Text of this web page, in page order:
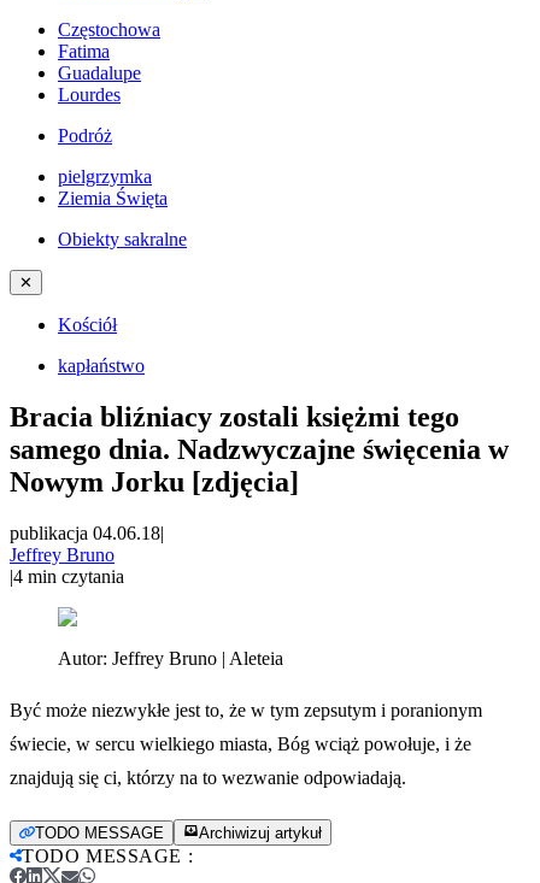
Częstochowa
Fatima
Guadalupe
Lourdes
Podróż
pielgrzymka
Ziemia Święta
Obiekty sakralne
✕
Kościół
kapłaństwo
Bracia bliźniacy zostali księżmi tego
samego dnia. Nadzwyczajne święcenia w
Nowym Jorku [zdjęcia]
publikacja 04.06.18|
Jeffrey Bruno
|4 min czytania
Autor: Jeffrey Bruno | Aleteia
Być może niezwykłe jest to, że w tym zepsutym i poranionym
świecie, w sercu wielkiego miasta, Bóg wciąż powołuje, i że
znajdują się ci, którzy na to wezwanie odpowiadają.
TODO MESSAGE Archiwizuj artykuł
TODO MESSAGE :